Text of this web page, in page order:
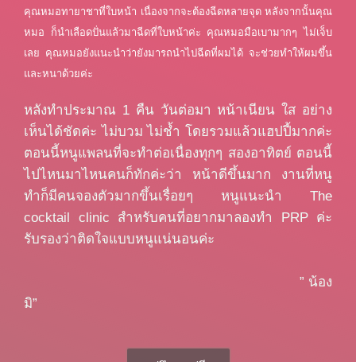
คุณหมอทายาชาที่ใบหน้า เนื่องจากจะต้องฉีดหลายจุด หลังจากนั้นคุณ
หมอ ก็นำเลือดปั่นแล้วมาฉีดที่ใบหน้าค่ะ คุณหมอมือเบามากๆ ไม่เจ็บ
เลย คุณหมอยังแนะนำว่ายังมารถนำไปฉีดที่ผมได้ จะช่วยทำให้ผมขึ้น
และหนาด้วยค่ะ
หลังทำประมาณ 1 คืน วันต่อมา หน้าเนียน ใส อย่าง
เห็นได้ชัดค่ะ ไม่บวม ไม่ช้ำ โดยรวมแล้วแฮปปี้มากค่ะ
ตอนนี้หนูแพลนที่จะทำต่อเนื่องทุกๆ สองอาทิตย์ ตอนนี้
ไปไหนมาไหนคนก็ทักค่ะว่า หน้าดีขึ้นมาก งานที่หนู
ทำก็มีคนจองตัวมากขึ้นเรื่อยๆ หนูแนะนำ The
cocktail clinic สำหรับคนที่อยากมาลองทำ PRP ค่ะ
รับรองว่าติดใจแบบหนูแน่นอนค่ะ
” น้อง
มิ”